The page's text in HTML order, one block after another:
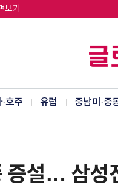
보기
호주 유럽 중남미·중
설… 삼성